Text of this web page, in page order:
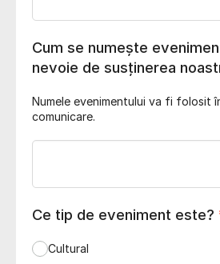
Cum se numește
nevoie de susținerea
Numele evenimentului va fi folosit
comunicare.
Ce tip de eveniment este?
Cultural